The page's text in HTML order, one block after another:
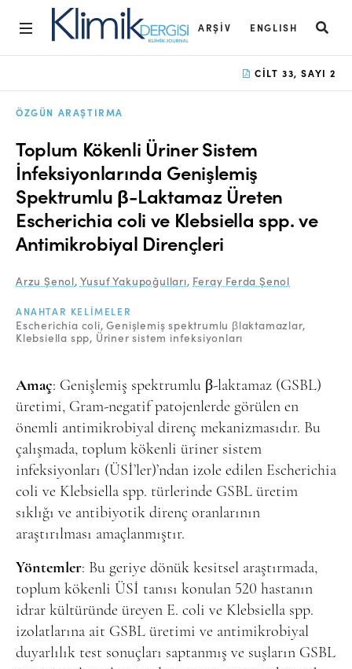
ARŞIV ENGLISH
Arşiv
Açık Erişim İlkesi
Yayın Kurulu
Etik İlkeler
Danışmanlık Süreci
Yazarlara Bilgi
Dizinler
Telif Hakları
İletişim
FACEBOOK TWITTER YOUTUBE
CILT 33, SAYI 2
ÖZGÜN ARAŞTIRMA
Toplum Kökenli Üriner Sistem
İnfeksiyonlarında Genişlemiş
Spektrumlu β-Laktamaz Üreten
Escherichia coli ve Klebsiella spp. ve
Antimikrobiyal Dirençleri
Arzu Şenol, Yusuf Yakupoğulları, Feray Ferda Şenol
ANAHTAR KELIMELER
Escherichia coli Genişlemiş spektrumlu βlaktamazlar
Klebsiella spp Üriner sistem infeksiyonları
Amaç: Genişlemiş spektrumlu β-laktamaz (GSBL)
üretimi, Gram-negatif patojenlerde görülen en
önemli antimikrobiyal direnç mekanizmasıdır. Bu
çalışmada, toplum kökenli üriner sistem
infeksiyonları (ÜSİ’ler)’ndan izole edilen Escherichia
coli ve Klebsiella spp. türlerinde GSBL üretim
sıklığı ve antibiyotik direnç oranlarının
araştırılması amaçlanmıştır.
Yöntemler: Bu geriye dönük kesitsel araştırmada,
toplum kökenli ÜSİ tanısı konulan 520 hastanın
idrar kültüründe üreyen E. coli ve Klebsiella spp.
izolatlarına ait GSBL üretimi ve antimikrobiyal
duyarlılık test sonuçları saptanmış ve suşların GSBL